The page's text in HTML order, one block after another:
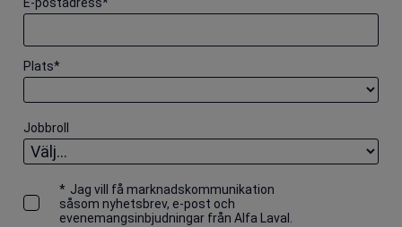
*
E-postadress
*
Plats
Jobbroll
* Jag vill få marknadskommunikation
såsom nyhetsbrev, e-post och
evenemangsinbjudningar från Alfa Laval.